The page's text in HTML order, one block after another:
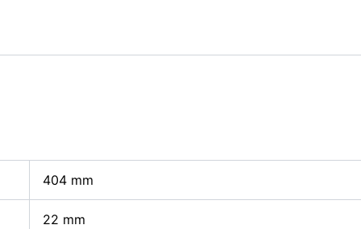
404 mm
22 mm